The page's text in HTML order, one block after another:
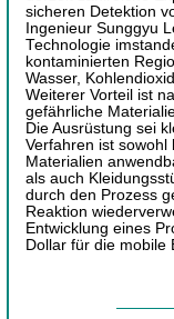
sicheren Detektion
Ingenieur Sunggyu
Technologie
kontaminierten
Wasser,
Weiterer Vorteil ist
gefährliche
Die Ausrüstung sei
Verfahren ist sowohl
Materialien
als auch
durch den Prozess
Reaktion
Entwicklung eines
Dollar für die mobile